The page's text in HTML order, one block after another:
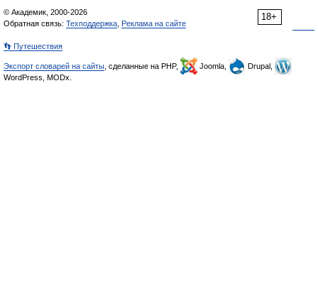
18+
© Академик, 2000-2026
Обратная связь: Техподдержка Реклама на сайте
👣 Путешествия
Экспорт словарей на сайты , сделанные на PHP, Joomla,
Drupal,
WordPress, MODx.